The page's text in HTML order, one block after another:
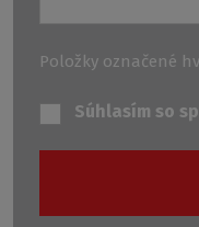
Položky označené
Súhlasím so